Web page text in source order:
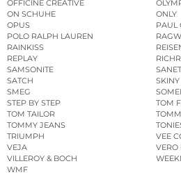
OFFICINE CREATIVE
ON SCHUHE
ONLY
OPUS
PAUL
POLO RALPH LAUREN
RAINKISS
REPLAY
SAMSONITE
SATCH
SKINY
SMEG
STEP BY STEP
TOM
TOM TAILOR
TOMMY JEANS
TRIUMPH
VEE
VEJA
VILLEROY & BOCH
WMF